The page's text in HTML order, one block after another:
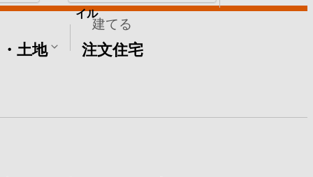
土地
建てる
注文住宅
イル